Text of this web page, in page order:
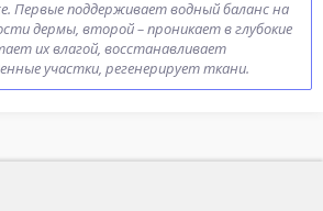
Первые поддерживает водный баланс на
дермы, второй – проникает в глубокие
их влагой, восстанавливает
участки, регенерирует ткани.